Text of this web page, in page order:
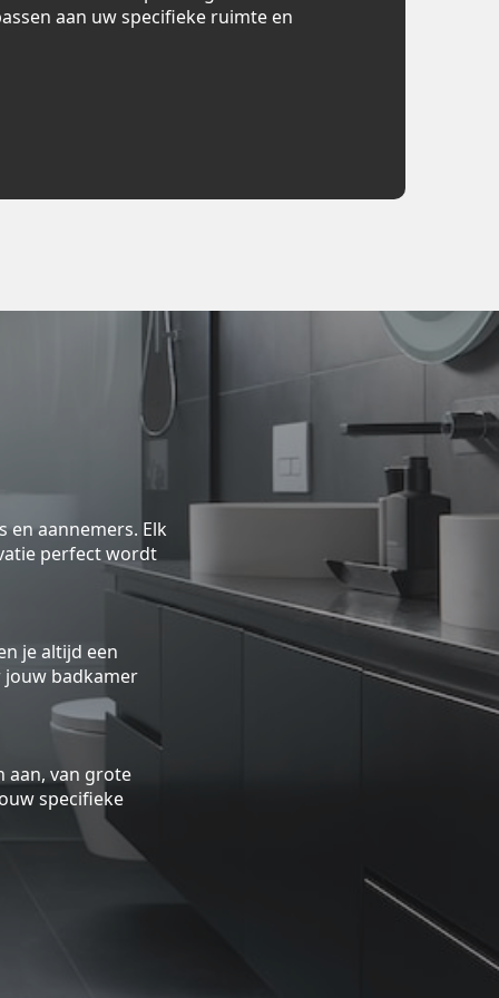
aan uw specifieke ruimte en
aannemers. Elk
perfect wordt
je altijd een
jouw badkamer
aan, van grote
specifieke